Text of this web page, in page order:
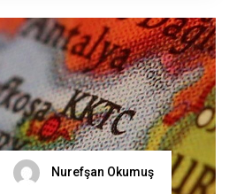
Nurefşan Okumuş